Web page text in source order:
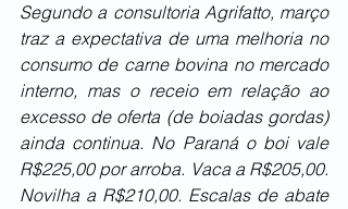
Segundo a consultoria Agrifatto, março
traz a expectativa de uma melhoria no
consumo de carne bovina no mercado
interno, mas o receio em relação ao
excesso de oferta (de boiadas gordas)
ainda continua. No Paraná o boi vale
R$225,00 por arroba. Vaca a R$205,00.
Novilha a R$210,00. Escalas de abate